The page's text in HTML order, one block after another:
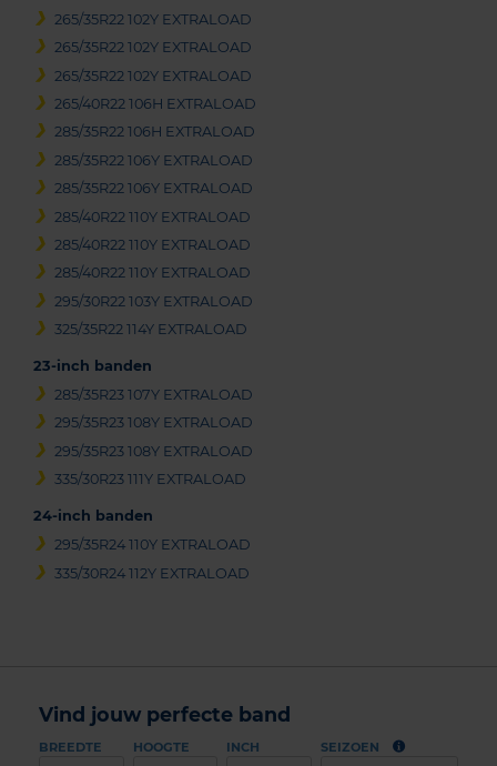
265/35R22 102Y EXTRALOAD
265/35R22 102Y EXTRALOAD
265/35R22 102Y EXTRALOAD
265/40R22 106H EXTRALOAD
285/35R22 106H EXTRALOAD
285/35R22 106Y EXTRALOAD
285/35R22 106Y EXTRALOAD
285/40R22 110Y EXTRALOAD
285/40R22 110Y EXTRALOAD
285/40R22 110Y EXTRALOAD
295/30R22 103Y EXTRALOAD
325/35R22 114Y EXTRALOAD
23-inch banden
285/35R23 107Y EXTRALOAD
295/35R23 108Y EXTRALOAD
295/35R23 108Y EXTRALOAD
335/30R23 111Y EXTRALOAD
24-inch banden
295/35R24 110Y EXTRALOAD
335/30R24 112Y EXTRALOAD
Vind jouw perfecte band
BREEDTE HOOGTE INCH SEIZOEN